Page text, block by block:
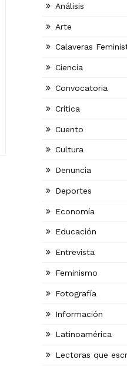
Análisis
Arte
Calaveras
Ciencia
Convocatoria
Crítica
Cuento
Cultura
Denuncia
Deportes
Economía
Educación
Entrevista
Feminismo
Fotografía
Información
Latinoamérica
Lectoras que